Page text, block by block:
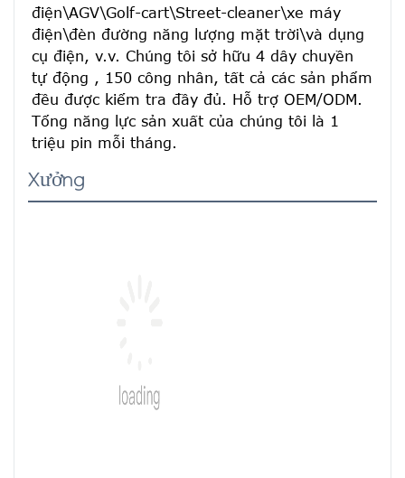
điện\AGV\Golf-cart\Street-cleaner\xe máy
điện\đèn đường năng lượng mặt trời\và dụng
cụ điện, v.v. Chúng tôi sở hữu 4 dây chuyền
tự động , 150 công nhân, tất cả các sản phẩm
đều được kiểm tra đầy đủ. Hỗ trợ OEM/ODM.
Tổng năng lực sản xuất của chúng tôi là 1
triệu pin mỗi tháng.
Xưởng